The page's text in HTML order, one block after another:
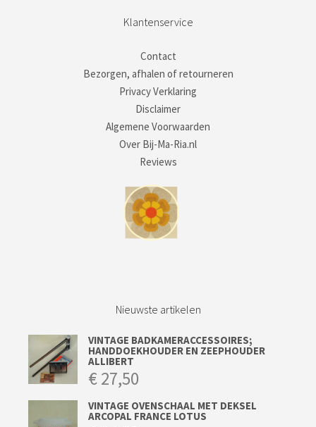
Klantenservice
Contact
Bezorgen, afhalen of retourneren
Privacy Verklaring
Disclaimer
Algemene Voorwaarden
Over Bij-Ma-Ria.nl
Reviews
Nieuwste artikelen
VINTAGE BADKAMERACCESSOIRES;
HANDDOEKHOUDER EN ZEEPHOUDER
ALLIBERT
€27,50
VINTAGE OVENSCHAAL MET DEKSEL
ARCOPAL FRANCE LOTUS